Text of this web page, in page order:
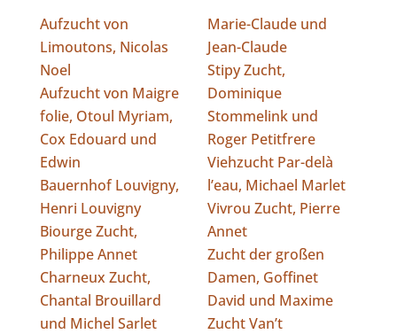
Aufzucht von
Limoutons, Nicolas
Noel
Aufzucht von Maigre
folie, Otoul Myriam,
Cox Edouard und
Edwin
Bauernhof Louvigny,
Henri Louvigny
Biourge Zucht,
Philippe Annet
Charneux Zucht,
Chantal Brouillard
und Michel Sarlet
Marie-Claude und
Jean-Claude
Stipy Zucht,
Dominique
Stommelink und
Roger Petitfrere
Viehzucht Par-delà
l’eau, Michael Marlet
Vivrou Zucht, Pierre
Annet
Zucht der großen
Damen, Goffinet
David und Maxime
Zucht Van’t